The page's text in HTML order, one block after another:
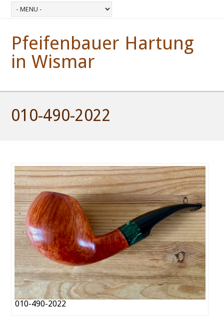
Pfeifenbauer Hartung
in Wismar
010-490-2022
010-490-2022